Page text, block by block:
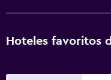
Hoteles favoritos